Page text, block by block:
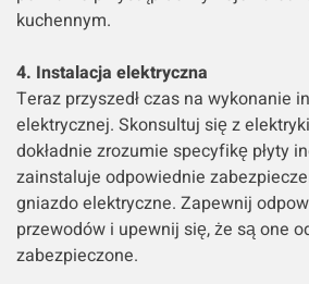
kuchennym.
4. Instalacja elektryczna
Teraz przyszedł czas na wykonanie
elektrycznej. Skonsultuj się z
dokładnie zrozumie specyfikę płyty
zainstaluje odpowiednie
gniazdo elektryczne. Zapewnij
przewodów i upewnij się, że są one
zabezpieczone.